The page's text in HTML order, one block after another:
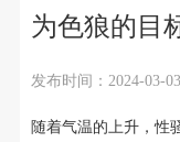
为色狼的目
发布时间：2024-03-
随着气温的上升，性